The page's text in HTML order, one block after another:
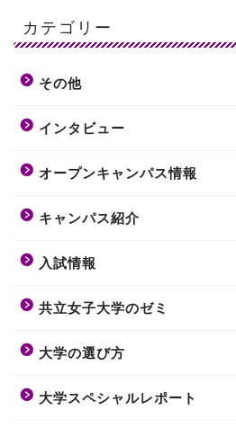
カテゴリー
その他
インタビュー
オープンキャンパス情報
キャンパス紹介
入試情報
共立女子大学のゼミ
大学の選び方
大学スペシャルレポート